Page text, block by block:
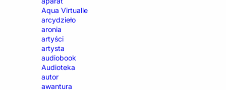
Aqua Virtualle
arcydzieło
aronia
artyści
artysta
audiobook
Audioteka
autor
awantura